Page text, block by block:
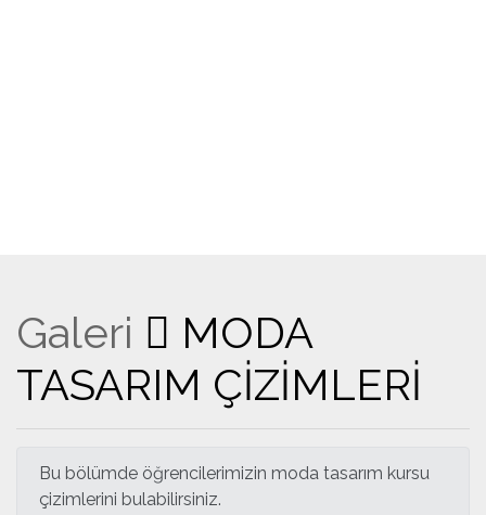
Galeri
MODA
TASARIM ÇİZİMLERİ
Bu bölümde öğrencilerimizin moda tasarım kursu
çizimlerini bulabilirsiniz.